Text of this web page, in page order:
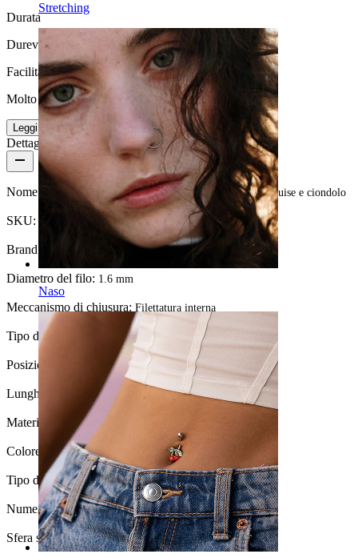
Stretching
Naso
Durata
Durevole
Facilità d'uso
Molto facile
Leggi di più
Dettagli del prodotto
Nome: Barra per ombelico in titanio con pietre taglio marquise e ciondolo
SKU:
Brand:
Diametro del filo: 1.6 mm
Meccanismo di chiusura: Filettatura interna
Tipo di gioiello:
Posizione:
Lunghezza: 10 mm
Materiale: Titanio
Colore della pietra:
Tipo di pietra:Zirconia cubica
Numero di pezzi:1
Sfera superiore:5 mm